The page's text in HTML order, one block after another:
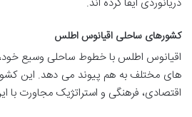
کشورهای ساحلی اقیانوس اطلس
اقیانوس اطلس با خطوط ساحلی وسیع خود،
های مختلف به هم پیوند می دهد. این
اقتصادی، فرهنگی و استراتژیک مجاورت با